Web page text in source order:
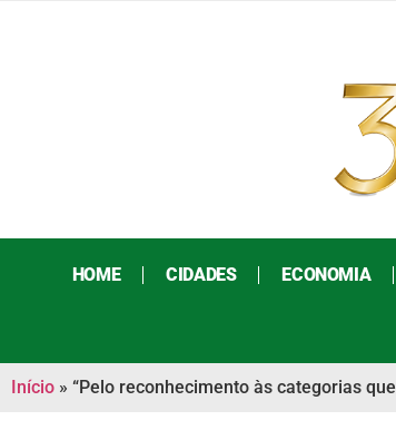
HOME CIDADES ECONOMIA
Início » “Pelo reconhecimento às categorias